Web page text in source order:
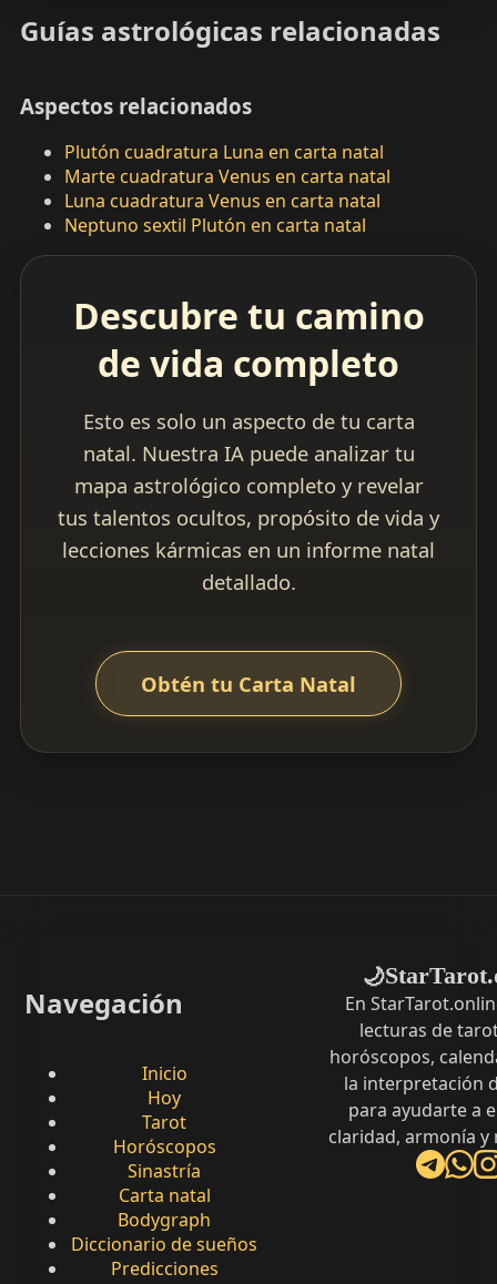
Guías astrológicas relacionadas
Aspectos relacionados
Plutón cuadratura Luna en carta natal
Marte cuadratura Venus en carta natal
Luna cuadratura Venus en carta natal
Neptuno sextil Plutón en carta natal
Descubre tu camino
de vida completo
Esto es solo un aspecto de tu carta
natal. Nuestra IA puede analizar tu
mapa astrológico completo y revelar
tus talentos ocultos, propósito de vida y
lecciones kármicas en un informe natal
detallado.
Obtén tu Carta Natal
Navegación
Inicio
Hoy
Tarot
Horóscopos
Sinastría
Carta natal
Bodygraph
Diccionario de sueños
Predicciones
🌙
En
lecturas de
horóscopos,
la interpretación
para ayudarte a
claridad, armonía y